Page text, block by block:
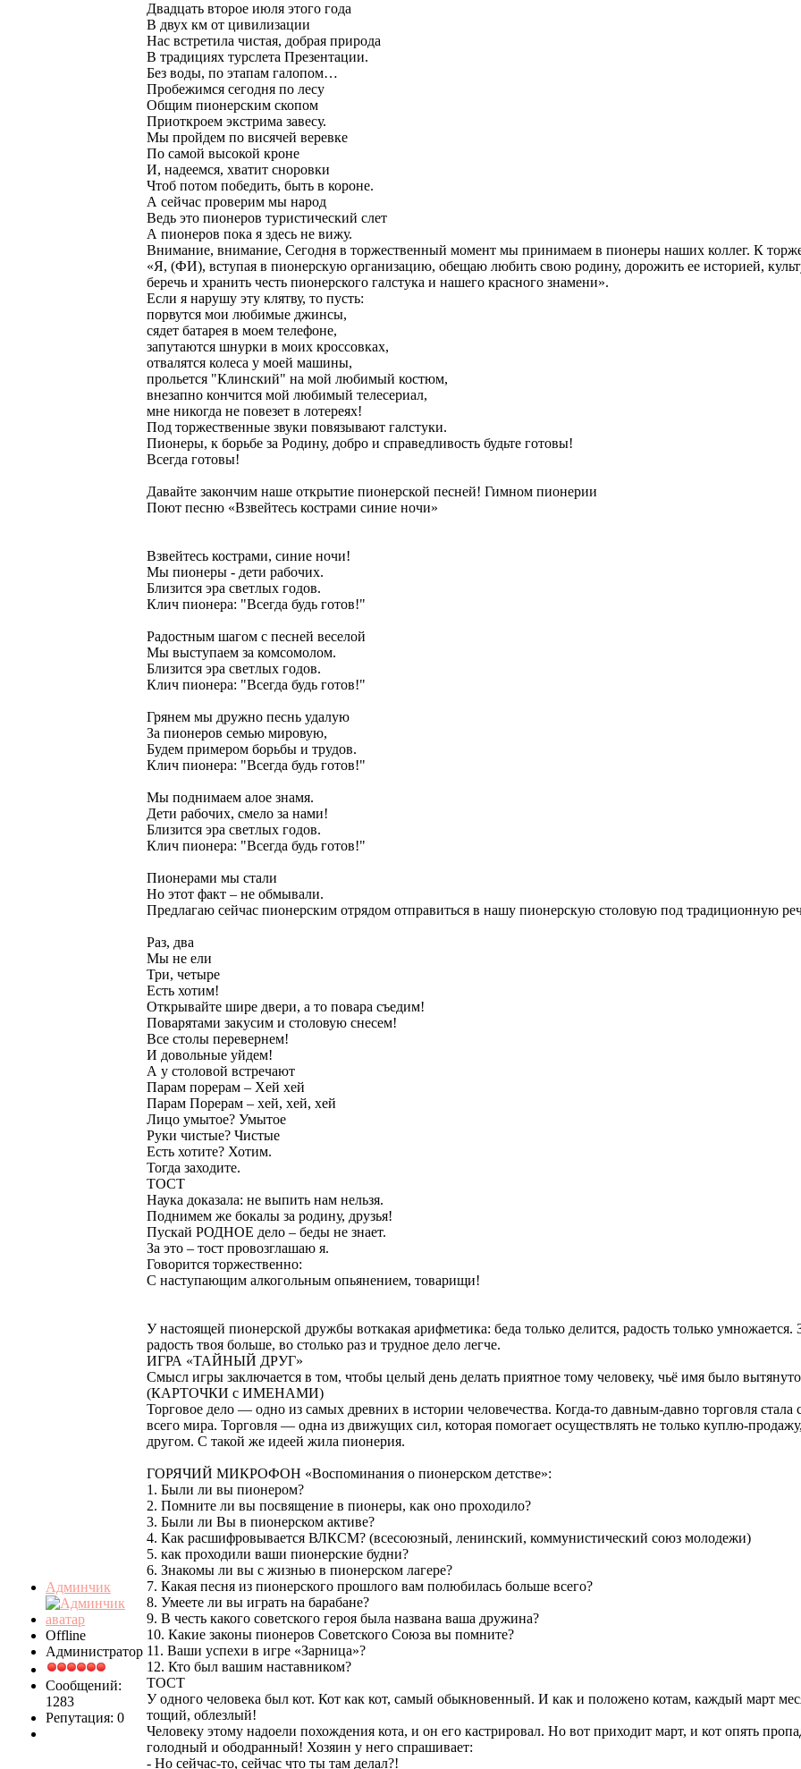
Админчик
Offline
Администратор
Сообщений:
1283
Репутация: 0
Двадцать второе июля этого года
В двух км от цивилизации
Нас встретила чистая, добрая природа
В традициях турслета Презентации.
Без воды, по этапам галопом…
Пробежимся сегодня по лесу
Общим пионерским скопом
Приоткроем экстрима завесу.
Мы пройдем по висячей веревке
По самой высокой кроне
И, надеемся, хватит сноровки
Чтоб потом победить, быть в короне.
А сейчас проверим мы народ
Ведь это пионеров туристический слет
А пионеров пока я здесь не вижу.
Внимание, внимание, Сегодня в торжественный момент мы принимаем в пионеры наших коллег. К
«Я, (ФИ), вступая в пионерскую организацию, обещаю любить свою родину, дорожить ее историей,
беречь и хранить честь пионерского галстука и нашего красного знамени».
Если я нарушу эту клятву, то пусть:
порвутся мои любимые джинсы,
сядет батарея в моем телефоне,
запутаются шнурки в моих кроссовках,
отвалятся колеса у моей машины,
прольется "Клинский" на мой любимый костюм,
внезапно кончится мой любимый телесериал,
мне никогда не повезет в лотереях!
Под торжественные звуки повязывают галстуки.
Пионеры, к борьбе за Родину, добро и справедливость будьте готовы!
Всегда готовы!
Давайте закончим наше открытие пионерской песней! Гимном пионерии
Поют песню «Взвейтесь кострами синие ночи»
Взвейтесь кострами, синие ночи!
Мы пионеры - дети рабочих.
Близится эра светлых годов.
Клич пионера: "Всегда будь готов!"
Радостным шагом с песней веселой
Мы выступаем за комсомолом.
Близится эра светлых годов.
Клич пионера: "Всегда будь готов!"
Грянем мы дружно песнь удалую
За пионеров семью мировую,
Будем примером борьбы и трудов.
Клич пионера: "Всегда будь готов!"
Мы поднимаем алое знамя.
Дети рабочих, смело за нами!
Близится эра светлых годов.
Клич пионера: "Всегда будь готов!"
Пионерами мы стали
Но этот факт – не обмывали.
Предлагаю сейчас пионерским отрядом отправиться в нашу пионерскую столовую под традиционную
Раз, два
Мы не ели
Три, четыре
Есть хотим!
Открывайте шире двери, а то повара съедим!
Поварятами закусим и столовую снесем!
Все столы перевернем!
И довольные уйдем!
А у столовой встречают
Парам порерам – Хей хей
Парам Порерам – хей, хей, хей
Лицо умытое? Умытое
Руки чистые? Чистые
Есть хотите? Хотим.
Тогда заходите.
ТОСТ
Наука доказала: не выпить нам нельзя.
Поднимем же бокалы за родину, друзья!
Пускай РОДНОЕ дело – беды не знает.
За это – тост провозглашаю я.
Говорится торжественно:
С наступающим алкогольным опьянением, товарищи!
У настоящей пионерской дружбы воткакая арифметика: беда только делится, радость только умножается.
радость твоя больше, во столько раз и трудное дело легче.
ИГРА «ТАЙНЫЙ ДРУГ»
Смысл игры заключается в том, чтобы целый день делать приятное тому человеку, чьё имя было
(КАРТОЧКИ с ИМЕНАМИ)
Торговое дело — одно из самых древних в истории человечества. Когда-то давным-давно торговля
всего мира. Торговля — одна из движущих сил, которая помогает осуществлять не только куплю-
другом. С такой же идеей жила пионерия.
ГОРЯЧИЙ МИКРОФОН «Воспоминания о пионерском детстве»:
1. Были ли вы пионером?
2. Помните ли вы посвящение в пионеры, как оно проходило?
3. Были ли Вы в пионерском активе?
4. Как расшифровывается ВЛКСМ? (всесоюзный, ленинский, коммунистический союз молодежи)
5. как проходили ваши пионерские будни?
6. Знакомы ли вы с жизнью в пионерском лагере?
7. Какая песня из пионерского прошлого вам полюбилась больше всего?
8. Умеете ли вы играть на барабане?
9. В честь какого советского героя была названа ваша дружина?
10. Какие законы пионеров Советского Союза вы помните?
11. Ваши успехи в игре «Зарница»?
12. Кто был вашим наставником?
ТОСТ
У одного человека был кот. Кот как кот, самый обыкновенный. И как и положено котам, каждый март
тощий, облезлый!
Человеку этому надоели похождения кота, и он его кастрировал. Но вот приходит март, и кот опять
голодный и ободранный! Хозяин у него спрашивает:
- Но сейчас-то, сейчас что ты там делал?!